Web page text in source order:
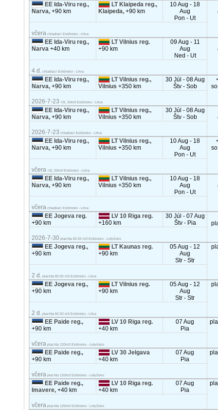
EE Ida-Viru reg.,
Narva,+90 km
LT Klaipeda reg.,
Klaipeda,+90 km
10 Aug - 18
Aug
Pon - Ut
včera chladiaci Estónsko - Litva
EE Ida-Viru reg.,
Narva+40 km
LT Vilnius reg.
+90 km
09 Aug - 11
Aug
Ned - Ut
4 d. chladiaci Estónsko - Litva
EE Ida-Viru reg.,
Narva,+90 km
LT Vilnius reg.,
Vilnius+350 km
30 Júl - 08 Aug
Štv - Sob
2026-7-23 <2t, 20m3 Estónsko - Litva
EE Ida-Viru reg.,
Narva,+90 km
LT Vilnius reg.,
Vilnius+350 km
30 Júl - 08 Aug
Štv - Sob
2026-7-23 chladiaci Estónsko - Litva
EE Ida-Viru reg.,
Narva,+90 km
LT Vilnius reg.,
Vilnius+350 km
10 Aug - 18
Aug
Pon - Ut
včera <2t, 20m3 Estónsko - Litva
EE Ida-Viru reg.,
Narva,+90 km
LT Vilnius reg.,
Vilnius+350 km
10 Aug - 18
Aug
Pon - Ut
včera chladiaci Estónsko - Litva
EE Jogeva reg.
+90 km
LV 10 Riga reg.
+160 km
30 Júl - 07 Aug
Štv - Pia
2026-7-30 plachta 82-92 m3 Estónsko - Lotyšsko
EE Jogeva reg.,
+90 km
LT Kaunas reg.
+90 km
05 Aug - 12
Aug
Str - Str
2 d. plachta 82-92 m3 Estónsko - Litva
EE Jogeva reg.,
+90 km
LT Vilnius reg.
+90 km
05 Aug - 12
Aug
Str - Str
2 d. plachta 82-92 m3 Estónsko - Litva
EE Paide reg.,
+90 km
LV 10 Riga reg.
+40 km
07 Aug
Pia
včera plachta 120m3 Estónsko - Lotyšsko
EE Paide reg.,
+90 km
LV 30 Jelgava
+40 km
07 Aug
Pia
včera plachta 120m3 Estónsko - Lotyšsko
EE Paide reg.,
Imavere,+40 km
LV 10 Riga reg.
+40 km
07 Aug
Pia
včera plachta 120m3 Estónsko - Lotyšsko